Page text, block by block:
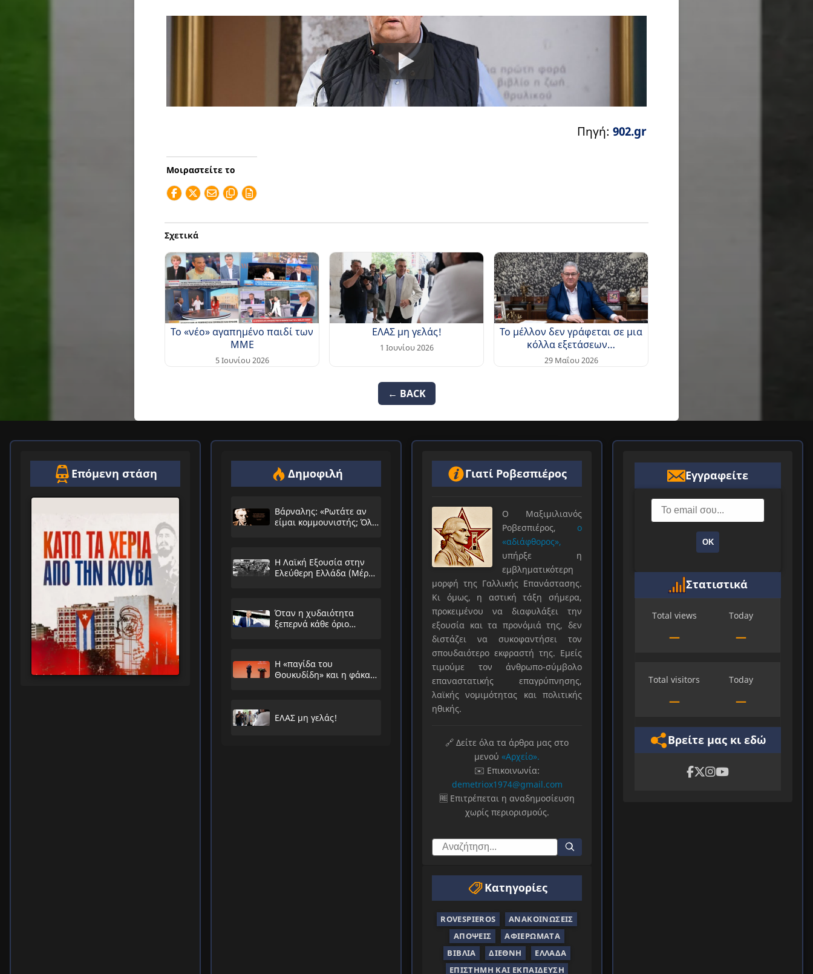
Πηγή:902.gr
Μοιραστείτε το
Σχετικά
Το «νέο» αγαπημένο παιδί των
ΜΜΕ
5 Ιουνίου 2026
ΕΛΑΣ μη γελάς!
1 Ιουνίου 2026
Το μέλλον δεν γράφεται σε μια
κόλλα εξετάσεων…
29 Μαΐου 2026
← BACK
Επόμενη στάση Δημοφιλή
Βάρναλης: «Ρωτάτε αν
είμαι κομμουνιστής; Όλο
Η Λαϊκή Εξουσία στην
Ελεύθερη Ελλάδα (Μέρος
Όταν η χυδαιότητα
ξεπερνά κάθε όριο…
Η «παγίδα του
Θουκυδίδη» και η φάκα
ΕΛΑΣ μη γελάς!
Γιατί Ροβεσπιέρος
Ο Μαξιμιλιανός
Ροβεσπιέρος, ο
«αδιάφθορος»,
υπήρξε η
εμβληματικότερη
μορφή της Γαλλικής Επανάστασης.
Κι όμως, η αστική τάξη σήμερα,
προκειμένου να διαφυλάξει την
εξουσία και τα προνόμιά της, δεν
διστάζει να συκοφαντήσει τον
σπουδαιότερο εκφραστή της. Εμείς
τιμούμε τον άνθρωπο-σύμβολο
επαναστατικής επαγρύπνησης,
λαϊκής νομιμότητας και πολιτικής
ηθικής.
🔗 Δείτε όλα τα άρθρα μας στο
μενού «Αρχείο».
✉️ Επικοινωνία:
demetriox1974@gmail.com
🆓 Επιτρέπεται η αναδημοσίευση
χωρίς περιορισμούς.
Κατηγορίες
ROVESPIEROS
ΑΝΑΚΟΙΝΏΣΕΙΣ
ΑΠΌΨΕΙΣ
ΑΦΙΕΡΏΜΑΤΑ
ΒΙΒΛΊΑ
ΔΙΕΘΝΉ
ΕΛΛΆΔΑ
ΕΠΙΣΤΉΜΗ ΚΑΙ ΕΚΠΑΊΔΕΥΣΗ
Εγγραφείτε
ΟΚ
Στατιστικά
Total views
—
Today
—
Total visitors
—
Today
—
Βρείτε μας κι εδώ